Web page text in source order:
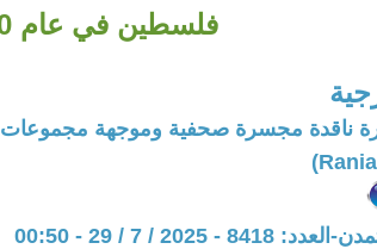
فلسطين في عام 3000
ناقدة مجسرة صحفية وموجهة مجموعات
- 2025 / 7 / 29 - 00:50